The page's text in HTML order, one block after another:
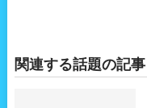
関連する話題の記事